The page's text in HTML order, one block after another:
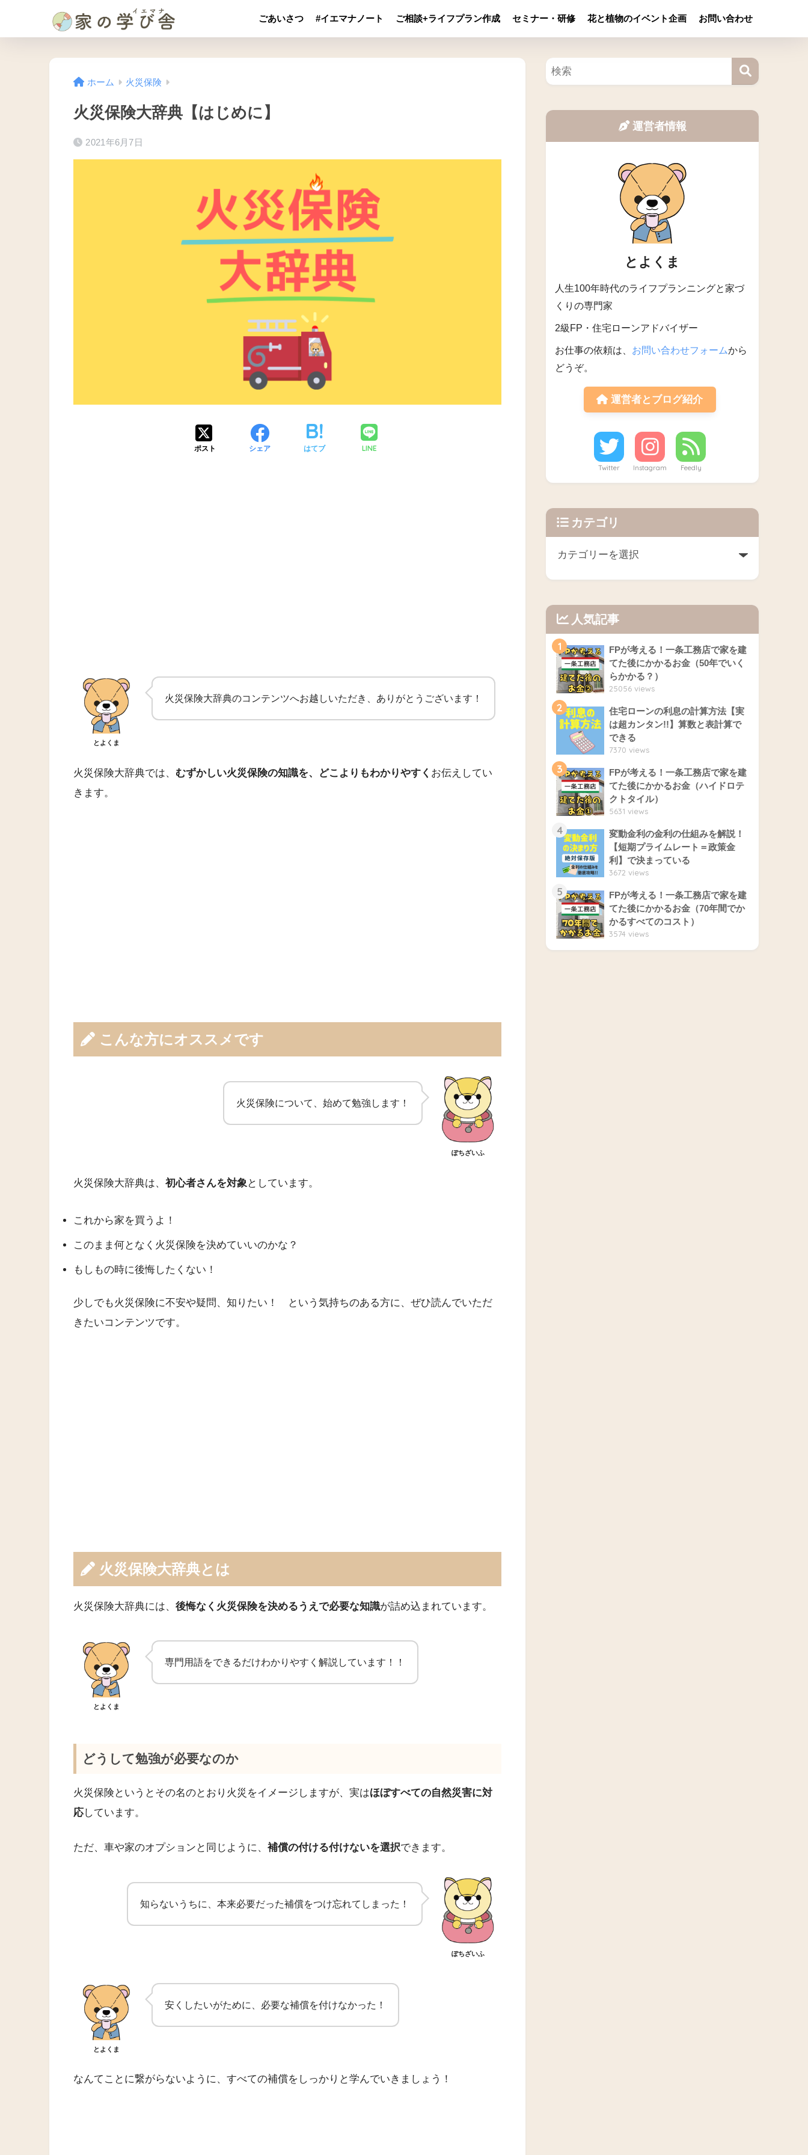
ごあいさつ #イエマナノート ご相談+ライフプラン作成 セミナー・研修 花と植物のイベント企画 お問い合わせ
ホーム 火災保険
火災保険大辞典【はじめに】
2021年6月7日
ポスト シェア はてブ LINE
とよくま
火災保険大辞典のコンテンツへお越しいただき、ありがとうございます！
火災保険大辞典では、 むずかしい火災保険の知識を、どこよりもわかりやすく お伝えしてい
きます。
こんな方にオススメです
火災保険について、始めて勉強します！
ぽちざいふ
火災保険大辞典は、 初心者さんを対象 としています。
これから家を買うよ！
このまま何となく火災保険を決めていいのかな？
もしもの時に後悔したくない！
少しでも火災保険に不安や疑問、知りたい！ という気持ちのある方に、ぜひ読んでいただ
きたいコンテンツです。
火災保険大辞典とは
火災保険大辞典には、 後悔なく火災保険を決めるうえで必要な知識が詰め込まれています。
とよくま
専門用語をできるだけわかりやすく解説しています！！
どうして勉強が必要なのか
火災保険というとその名のとおり火災をイメージしますが、実はほぼすべての自然災害に対
応しています。
ただ、車や家のオプションと同じように、 補償の付ける付けないを選択できます。
知らないうちに、本来必要だった補償をつけ忘れてしまった！
ぽちざいふ
とよくま
安くしたいがために、必要な補償を付けなかった！
なんてことに繋がらないように、すべての補償をしっかりと学んでいきましょう！
運営者情報
とよくま
人生100年時代のライフプランニングと家づ
くりの専門家
2級FP・住宅ローンアドバイザー
お仕事の依頼は、 お問い合わせフォームから
どうぞ。
運営者とブログ紹介
Twitter Instagram Feedly
カテゴリ
人気記事
1
FPが考える！一条工務店で家を建
てた後にかかるお金（50年でいく
らかかる？）
25056 views
2
住宅ローンの利息の計算方法【実
は超カンタン!!】算数と表計算で
できる
7370 views
3
FPが考える！一条工務店で家を建
てた後にかかるお金（ハイドロテ
クトタイル）
5631 views
4
変動金利の金利の仕組みを解説！
【短期プライムレート＝政策金
利】で決まっている
3672 views
5
FPが考える！一条工務店で家を建
てた後にかかるお金（70年間でか
かるすべてのコスト）
3574 views